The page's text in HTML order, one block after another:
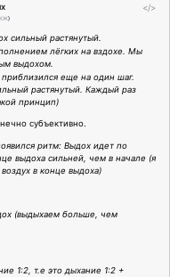
</>
)
сильный растянутый.
лёгких на вздохе. Мы
выдохом.
еще на один шаг.
растянутый. Каждый раз
принцип)
субъективно.
ритм: Выдох идет по
выдоха сильней, чем в начале (я
в конце выдоха)
(выдыхаем больше, чем
1:2, т.е это дыхание 1:2 +